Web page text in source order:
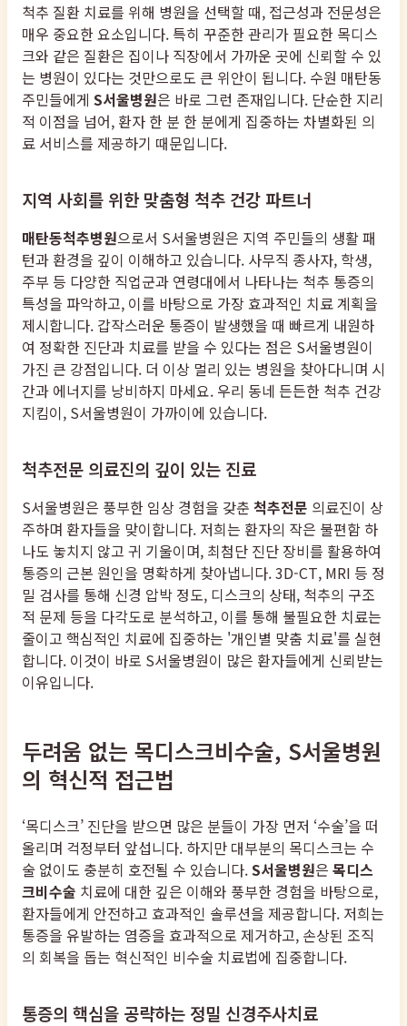
척추 질환 치료를 위해 병원을 선택할 때, 접근성과 전문성은
매우 중요한 요소입니다. 특히 꾸준한 관리가 필요한 목디스
크와 같은 질환은 집이나 직장에서 가까운 곳에 신뢰할 수 있
는 병원이 있다는 것만으로도 큰 위안이 됩니다. 수원 매탄동
주민들에게 S서울병원은 바로 그런 존재입니다. 단순한 지리
적 이점을 넘어, 환자 한 분 한 분에게 집중하는 차별화된 의
료 서비스를 제공하기 때문입니다.
지역 사회를 위한 맞춤형 척추 건강 파트너
매탄동척추병원으로서 S서울병원은 지역 주민들의 생활 패
턴과 환경을 깊이 이해하고 있습니다. 사무직 종사자, 학생,
주부 등 다양한 직업군과 연령대에서 나타나는 척추 통증의
특성을 파악하고, 이를 바탕으로 가장 효과적인 치료 계획을
제시합니다. 갑작스러운 통증이 발생했을 때 빠르게 내원하
여 정확한 진단과 치료를 받을 수 있다는 점은 S서울병원이
가진 큰 강점입니다. 더 이상 멀리 있는 병원을 찾아다니며 시
간과 에너지를 낭비하지 마세요. 우리 동네 든든한 척추 건강
지킴이, S서울병원이 가까이에 있습니다.
척추전문 의료진의 깊이 있는 진료
S서울병원은 풍부한 임상 경험을 갖춘 척추전문 의료진이 상
주하며 환자들을 맞이합니다. 저희는 환자의 작은 불편함 하
나도 놓치지 않고 귀 기울이며, 최첨단 진단 장비를 활용하여
통증의 근본 원인을 명확하게 찾아냅니다. 3D-CT, MRI 등 정
밀 검사를 통해 신경 압박 정도, 디스크의 상태, 척추의 구조
적 문제 등을 다각도로 분석하고, 이를 통해 불필요한 치료는
줄이고 핵심적인 치료에 집중하는 '개인별 맞춤 치료'를 실현
합니다. 이것이 바로 S서울병원이 많은 환자들에게 신뢰받는
이유입니다.
두려움 없는 목디스크비수술, S서울병원
의 혁신적 접근법
‘목디스크’ 진단을 받으면 많은 분들이 가장 먼저 ‘수술’을 떠
올리며 걱정부터 앞섭니다. 하지만 대부분의 목디스크는 수
술 없이도 충분히 호전될 수 있습니다.S서울병원은 목디스
크비수술 치료에 대한 깊은 이해와 풍부한 경험을 바탕으로,
환자들에게 안전하고 효과적인 솔루션을 제공합니다. 저희는
통증을 유발하는 염증을 효과적으로 제거하고, 손상된 조직
의 회복을 돕는 혁신적인 비수술 치료법에 집중합니다.
통증의 핵심을 공략하는 정밀 신경주사치료